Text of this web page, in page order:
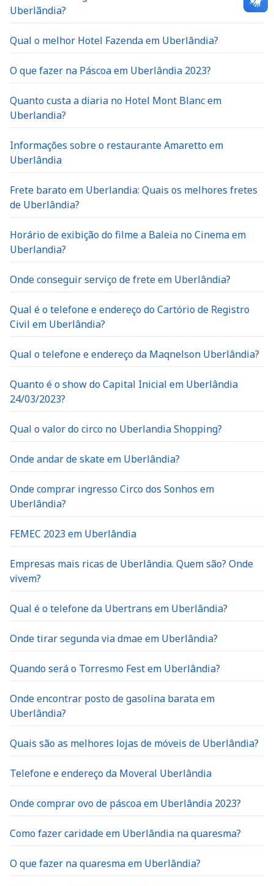
Uberlãndia?
Qual o melhor Hotel Fazenda em Uberlândia?
O que fazer na Páscoa em Uberlândia 2023?
Quanto custa a diaria no Hotel Mont Blanc em
Uberlandia?
Informações sobre o restaurante Amaretto em
Uberlândia
Frete barato em Uberlandia: Quais os melhores fretes
de Uberlândia?
Horário de exibição do filme a Baleia no Cinema em
Uberlandia?
Onde conseguir serviço de frete em Uberlândia?
Qual é o telefone e endereço do Cartório de Registro
Civil em Uberlândia?
Qual o telefone e endereço da Maqnelson Uberlândia?
Quanto é o show do Capital Inicial em Uberlândia
24/03/2023?
Qual o valor do circo no Uberlandia Shopping?
Onde andar de skate em Uberlândia?
Onde comprar ingresso Circo dos Sonhos em
Uberlândia?
FEMEC 2023 em Uberlândia
Empresas mais ricas de Uberlândia. Quem são? Onde
vivem?
Qual é o telefone da Ubertrans em Uberlândia?
Onde tirar segunda via dmae em Uberlândia?
Quando será o Torresmo Fest em Uberlândia?
Onde encontrar posto de gasolina barata em
Uberlândia?
Quais são as melhores lojas de móveis de Uberlândia?
Telefone e endereço da Moveral Uberlândia
Onde comprar ovo de páscoa em Uberlândia 2023?
Como fazer caridade em Uberlândia na quaresma?
O que fazer na quaresma em Uberlândia?